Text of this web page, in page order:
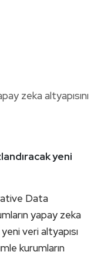
yeni
Data
yapay zeka
veri altyapısı
kurumların